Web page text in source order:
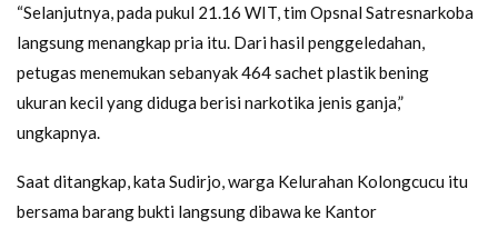
“Selanjutnya, pada pukul 21.16 WIT, tim Opsnal Satresnarkoba
langsung menangkap pria itu. Dari hasil penggeledahan,
petugas menemukan sebanyak 464 sachet plastik bening
ukuran kecil yang diduga berisi narkotika jenis ganja,”
ungkapnya.
Saat ditangkap, kata Sudirjo, warga Kelurahan Kolongcucu itu
bersama barang bukti langsung dibawa ke Kantor